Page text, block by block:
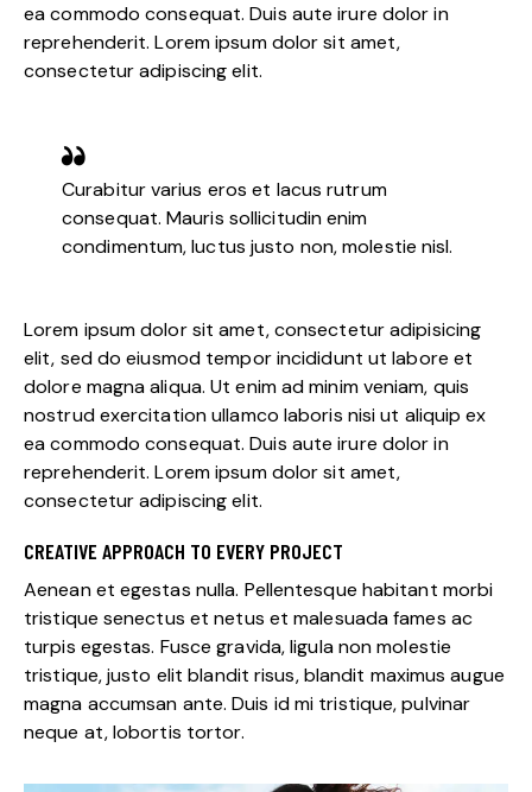
ea commodo consequat. Duis aute irure dolor in
reprehenderit. Lorem ipsum dolor sit amet,
consectetur adipiscing elit.
Curabitur varius eros et lacus rutrum
consequat. Mauris sollicitudin enim
condimentum, luctus justo non, molestie nisl.
Lorem ipsum dolor sit amet, consectetur adipisicing
elit, sed do eiusmod tempor incididunt ut labore et
dolore magna aliqua. Ut enim ad minim veniam, quis
nostrud exercitation ullamco laboris nisi ut aliquip ex
ea commodo consequat. Duis aute irure dolor in
reprehenderit. Lorem ipsum dolor sit amet,
consectetur adipiscing elit.
CREATIVE APPROACH TO EVERY PROJECT
Aenean et egestas nulla. Pellentesque habitant morbi
tristique senectus et netus et malesuada fames ac
turpis egestas. Fusce gravida, ligula non molestie
tristique, justo elit blandit risus, blandit maximus augue
magna accumsan ante. Duis id mi tristique, pulvinar
neque at, lobortis tortor.